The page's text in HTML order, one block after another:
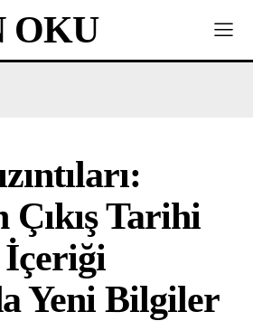
OKU
Çıkış Tarihi
İçeriği
Yeni Bilgiler